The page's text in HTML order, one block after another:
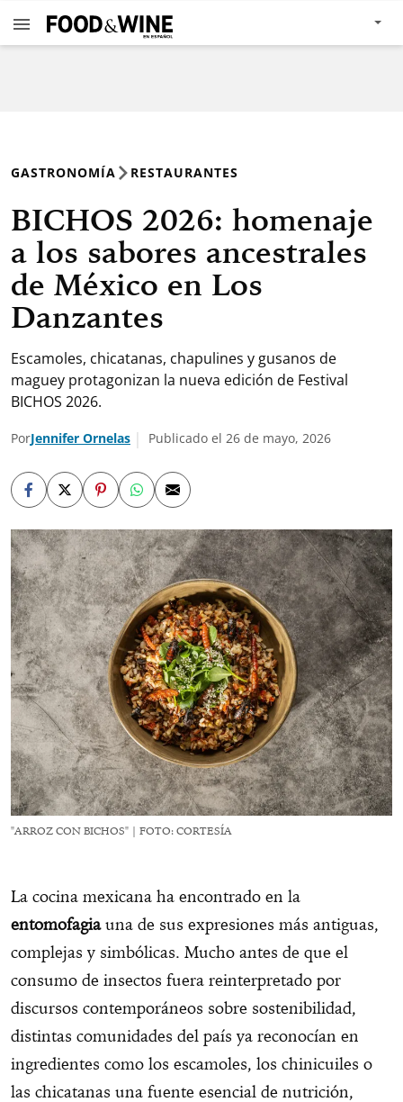
GASTRONOMÍA RESTAURANTES
BICHOS 2026: homenaje
a los sabores ancestrales
de México en Los
Danzantes
Escamoles, chicatanas, chapulines y gusanos de
maguey protagonizan la nueva edición de Festival
BICHOS 2026.
PorJennifer Ornelas Publicado el 26 de mayo, 2026
"ARROZ CON BICHOS" | FOTO: CORTESÍA
La cocina mexicana ha encontrado en la
entomofagiauna de sus expresiones más antiguas,
complejas y simbólicas. Mucho antes de que el
consumo de insectos fuera reinterpretado por
discursos contemporáneos sobre sostenibilidad,
distintas comunidades del país ya reconocían en
ingredientes como los escamoles, los chinicuiles o
las chicatanas una fuente esencial de nutrición,